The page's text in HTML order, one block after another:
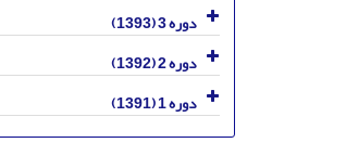
دوره 3 (1393)
دوره 2 (1392)
دوره 1 (1391)